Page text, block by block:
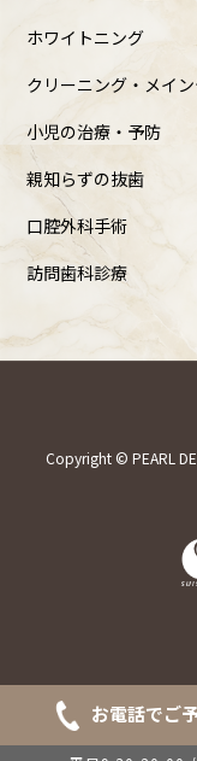
ホワイトニング
クリーニング・メイ
小児の治療・予防
親知らずの抜歯
口腔外科手術
訪問歯科診療
Copyright © PEARL
お電話でご